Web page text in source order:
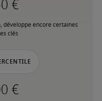
développe encore certaines
clés